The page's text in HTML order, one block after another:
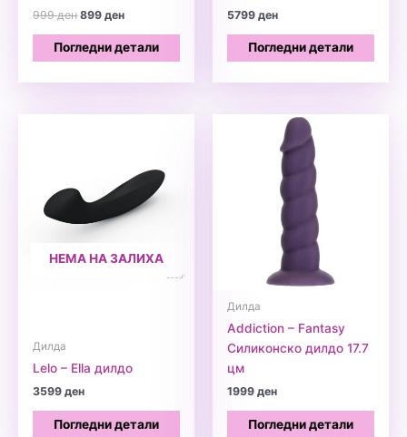
999денOriginal
was:
999 ден.
899денCurrent
is:
899 ден.
Погледни детали
5799ден
Погледни детали
НЕМА НА ЗАЛИХА
Дилда
Lelo – Ella дилдо
3599ден
Погледни детали
Дилда
Addiction – Fantasy
Силиконско дилдо 17.7
цм
1999ден
Погледни детали